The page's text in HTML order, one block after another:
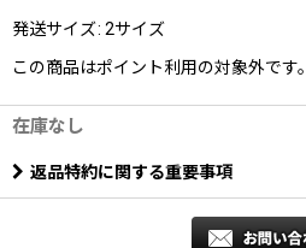
発送サイズ: 2サイズ
この商品はポイント利用の対象外です。
在庫なし
返品特約に関する重要事項